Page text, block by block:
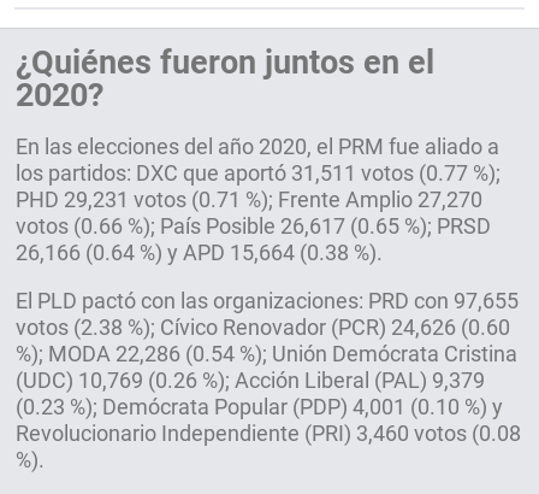
¿Quiénes fueron juntos en el
2020?
En las elecciones del año 2020, el PRM fue aliado a
los partidos: DXC que aportó 31,511 votos (0.77 %);
PHD 29,231 votos (0.71 %); Frente Amplio 27,270
votos (0.66 %); País Posible 26,617 (0.65 %); PRSD
26,166 (0.64 %) y APD 15,664 (0.38 %).
El PLD pactó con las organizaciones: PRD con 97,655
votos (2.38 %); Cívico Renovador (PCR) 24,626 (0.60
%); MODA 22,286 (0.54 %); Unión Demócrata Cristina
(UDC) 10,769 (0.26 %); Acción Liberal (PAL) 9,379
(0.23 %); Demócrata Popular (PDP) 4,001 (0.10 %) y
Revolucionario Independiente (PRI) 3,460 votos (0.08
%).